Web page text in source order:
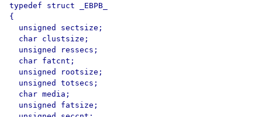
typedef struct _EBPB_
{
  unsigned sectsize;
  char clustsize;
  unsigned ressecs;
  char fatcnt;
  unsigned rootsize;
  unsigned totsecs;
  char media;
  unsigned fatsize;